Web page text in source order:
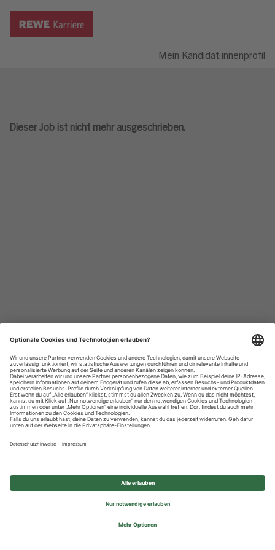
Mein Kandidat:innenprofil
Dieser Job ist nicht mehr ausgeschrieben.
Datenschutzhinweise
Impressum
Privatsphäre-Einstellungen
© 2026 REWE Group - All rights reserved